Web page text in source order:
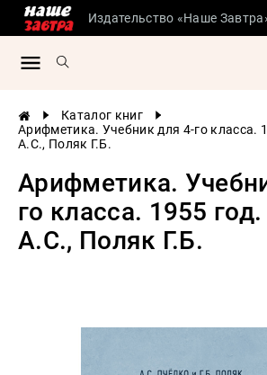
Издательство «Наше
Каталог книг
Арифметика. Учебник для 4-го класса.
А.С., Поляк Г.Б.
Арифметика.
го класса. 1955
А.С., Поляк Г.Б.
Сталинские
литература
Философия
История
России
история